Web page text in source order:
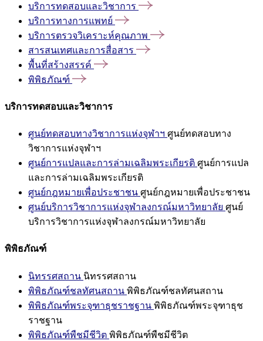
บริการทดสอบและวิชาการ
บริการทางการแพทย์
บริการตรวจวิเคราะห์คุณภาพ
สารสนเทศและการสื่อสาร
พื้นที่สร้างสรรค์
พิพิธภัณฑ์
บริการทดสอบและวิชาการ
ศูนย์ทดสอบทางวิชาการแห่งจุฬาฯ ศูนย์ทดสอบทาง
วิชาการแห่งจุฬาฯ
ศูนย์การแปลและการล่ามเฉลิมพระเกียรติ ศูนย์การแปล
และการล่ามเฉลิมพระเกียรติ
ศูนย์กฎหมายเพื่อประชาชน ศูนย์กฎหมายเพื่อประชาชน
ศูนย์บริการวิชาการแห่งจุฬาลงกรณ์มหาวิทยาลัย ศูนย์
บริการวิชาการแห่งจุฬาลงกรณ์มหาวิทยาลัย
พิพิธภัณฑ์
นิทรรศสถาน นิทรรศสถาน
พิพิธภัณฑ์ชลทัศนสถาน พิพิธภัณฑ์ชลทัศนสถาน
พิพิธภัณฑ์พระจุฑาธุชราชฐาน พิพิธภัณฑ์พระจุฑาธุช
ราชฐาน
พิพิธภัณฑ์พืชมีชีวิต พิพิธภัณฑ์พืชมีชีวิต